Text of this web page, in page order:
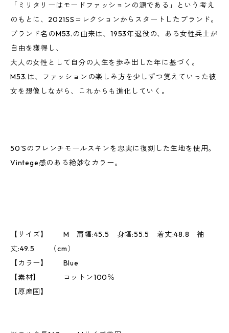
「ミリタリーはモードファッションの源である」という考え
のもとに、2021SSコレクションからスタートしたブランド。
ブランド名のM53.の由来は、1953年退役の、ある女性兵士が
自由を獲得し、
大人の女性として自分の人生を歩み出した年に基づく。
M53.は、ファッションの楽しみ方を少しずつ覚えていった彼
女を想像しながら、これからも進化していく。
50’Sのフレンチモールスキンを忠実に復刻した生地を使用。
Vintege感のある絶妙なカラー。
【サイズ】 M 肩幅:45.5 身幅:55.5 着丈:48.8 袖
丈:49.5 （cm）
【カラー】 Blue
【素材】 コットン100％
【原産国】